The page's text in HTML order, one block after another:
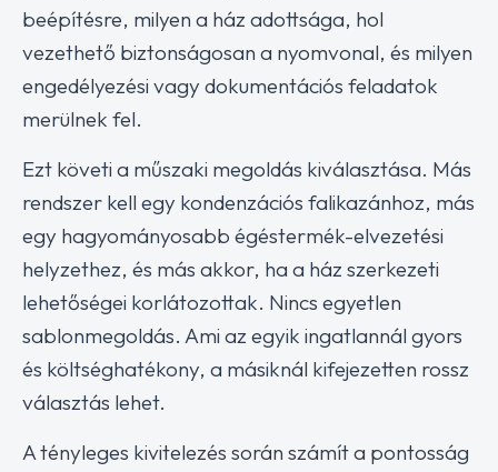
beépítésre, milyen a ház adottsága, hol
vezethető biztonságosan a nyomvonal, és milyen
engedélyezési vagy dokumentációs feladatok
merülnek fel.
Ezt követi a műszaki megoldás kiválasztása. Más
rendszer kell egy kondenzációs falikazánhoz, más
egy hagyományosabb égéstermék-elvezetési
helyzethez, és más akkor, ha a ház szerkezeti
lehetőségei korlátozottak. Nincs egyetlen
sablonmegoldás. Ami az egyik ingatlannál gyors
és költséghatékony, a másiknál kifejezetten rossz
választás lehet.
A tényleges kivitelezés során számít a pontosság